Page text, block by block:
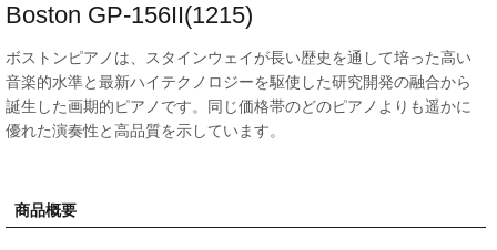
Boston GP-156II(1215)
ボストンピアノは、スタインウェイが長い歴史を通して培った高い
音楽的水準と最新ハイテクノロジーを駆使した研究開発の融合から
誕生した画期的ピアノです。同じ価格帯のどのピアノよりも遥かに
優れた演奏性と高品質を示しています。
商品概要